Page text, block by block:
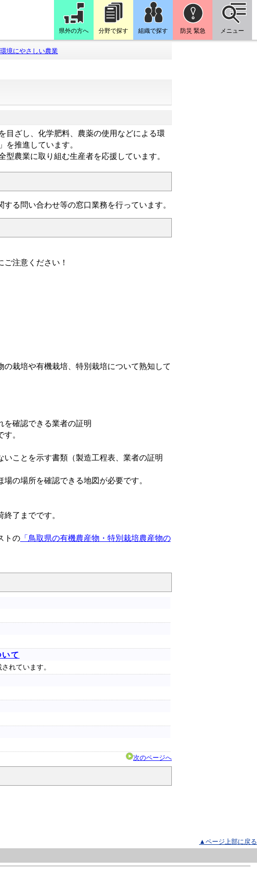
県外の方へ 分野で探す 組織で探す 防災 緊急 メニュー
環境にやさしい農業
ざし、化学肥料、農薬の使用などによる環
を推進しています。
農業に取り組む生産者を応援しています。
る問い合わせ等の窓口業務を行っています。
注意ください！
栽培や有機栽培、特別栽培について熟知して
確認できる業者の証明
。
ことを示す書類（製造工程表、業者の証明
の場所を確認できる地図が必要です。
了までです。
トの「鳥取県の有機農産物・特別栽培農産物の
て
れています。
次のページへ
▲ページ上部に戻る